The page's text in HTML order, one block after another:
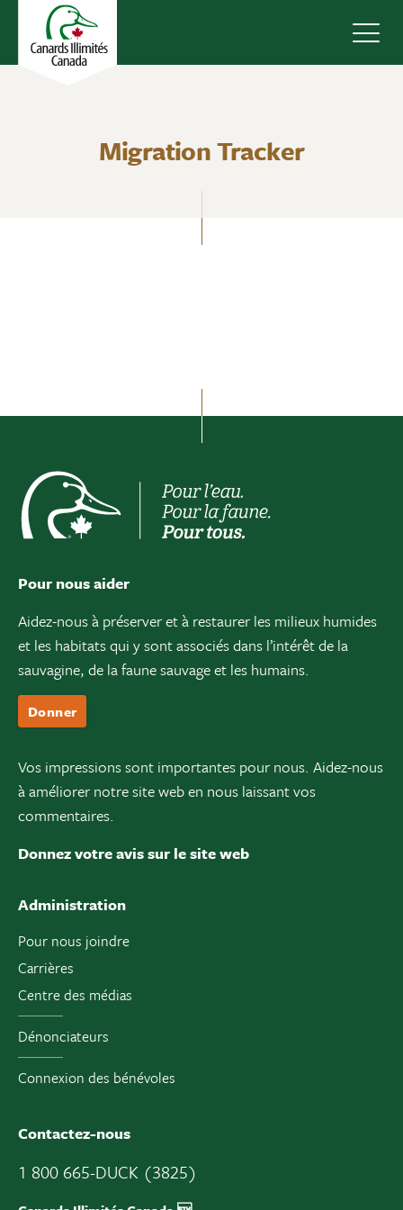
Migration Tracker
Pour nous aider
Aidez-nous à préserver et à restaurer les milieux humides
et les habitats qui y sont associés dans l’intérêt de la
sauvagine, de la faune sauvage et les humains.
Donner
Vos impressions sont importantes pour nous. Aidez-nous
à améliorer notre site web en nous laissant vos
commentaires.
Donnez votre avis sur le site web
Administration
Pour nous joindre
Carrières
Centre des médias
Dénonciateurs
Connexion des bénévoles
Contactez-nous
1 800 665-DUCK (3825)